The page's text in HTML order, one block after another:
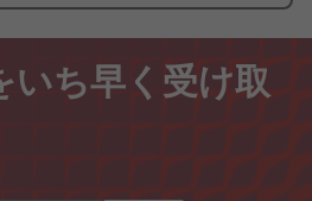
いち早く受け取